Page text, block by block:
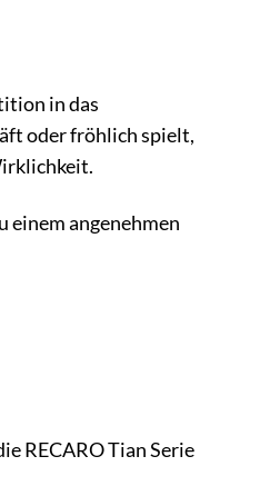
in das
oder fröhlich spielt,
einem angenehmen
RECARO Tian Serie